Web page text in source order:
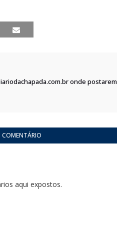
onde
aqui expostos.